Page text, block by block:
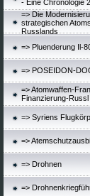
- Eine Chronologie
=> Die
strategischen
Russlands
=> Pluenderung Il-
=> POSEIDON-
=> Atomwaffen-
Finanzierung-Russl
=> Syriens
=>
=> Drohnen
=>